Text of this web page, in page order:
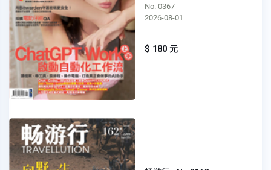
No. 0367
2026-08-01
$ 180 元